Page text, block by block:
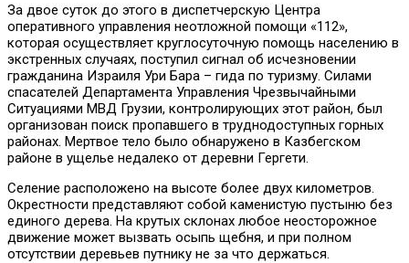
За двое суток до этого в диспетчерскую Центра
оперативного управления неотложной помощи «112»,
которая осуществляет круглосуточную помощь населению в
экстренных случаях, поступил сигнал об исчезновении
гражданина Израиля Ури Бара – гида по туризму. Силами
спасателей Департамента Управления Чрезвычайными
Ситуациями МВД Грузии, контролирующих этот район, был
организован поиск пропавшего в труднодоступных горных
районах. Мертвое тело было обнаружено в Казбегском
районе в ущелье недалеко от деревни Гергети.
Селение расположено на высоте более двух километров.
Окрестности представляют собой каменистую пустыню без
единого дерева. На крутых склонах любое неосторожное
движение может вызвать осыпь щебня, и при полном
отсутствии деревьев путнику не за что держаться.